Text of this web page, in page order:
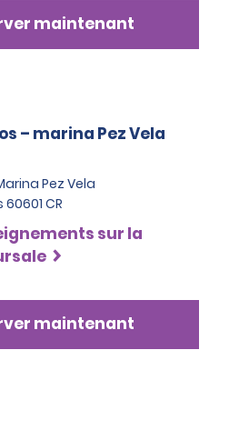
maintenant
– marina Pez Vela
Pez Vela
CR
sur la
maintenant